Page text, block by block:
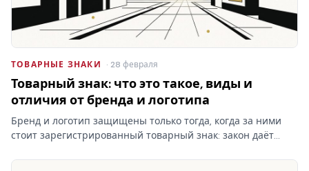
ТОВАРНЫЕ ЗНАКИ · 28 февраля
Товарный знак: что это такое, виды и
отличия от бренда и логотипа
Бренд и логотип защищены только тогда, когда за ними
стоит зарегистрированный товарный знак: закон даёт
правообладателю. Кто раньше подал заявку — тот и